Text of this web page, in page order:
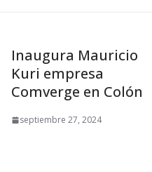
Inaugura Mauricio
Kuri empresa
Comverge en Colón
septiembre 27, 2024